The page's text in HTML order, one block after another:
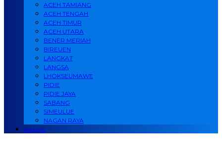
ACEH TAMIANG
ACEH TENGAH
ACEH TIMUR
ACEH UTARA
BENER MERIAH
BIREUEN
LANGKAT
LANGSA
LHOKSEUMAWE
PIDIE
PIDIE JAYA
SABANG
SIMEULUE
NAGAN RAYA
Redaksi